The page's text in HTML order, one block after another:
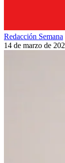
Redacción Semana
14 de marzo de